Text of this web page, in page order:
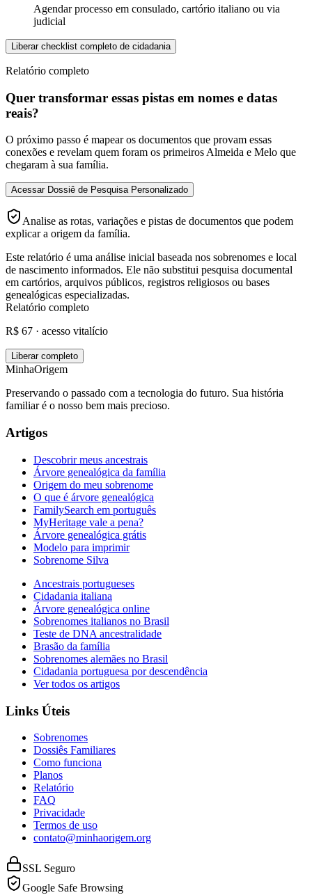
Agendar processo em consulado, cartório italiano ou via
judicial
Liberar checklist completo de cidadania
Relatório completo
Quer transformar essas pistas em nomes e datas
reais?
O próximo passo é mapear os documentos que provam essas
conexões e revelam quem foram os primeiros Almeida e Melo que
chegaram à sua família.
Acessar Dossiê de Pesquisa Personalizado
Analise as rotas, variações e pistas de documentos que podem
explicar a origem da família.
Este relatório é uma análise inicial baseada nos sobrenomes e local
de nascimento informados. Ele não substitui pesquisa documental
em cartórios, arquivos públicos, registros religiosos ou bases
genealógicas especializadas.
Relatório completo
R$ 67 · acesso vitalício
Liberar completo
MinhaOrigem
Preservando o passado com a tecnologia do futuro. Sua história
familiar é o nosso bem mais precioso.
Artigos
Descobrir meus ancestrais
Árvore genealógica da família
Origem do meu sobrenome
O que é árvore genealógica
FamilySearch em português
MyHeritage vale a pena?
Árvore genealógica grátis
Modelo para imprimir
Sobrenome Silva
Ancestrais portugueses
Cidadania italiana
Árvore genealógica online
Sobrenomes italianos no Brasil
Teste de DNA ancestralidade
Brasão da família
Sobrenomes alemães no Brasil
Cidadania portuguesa por descendência
Ver todos os artigos
Links Úteis
Sobrenomes
Dossiês Familiares
Como funciona
Planos
Relatório
FAQ
Privacidade
Termos de uso
contato@minhaorigem.org
SSL Seguro
Google Safe Browsing